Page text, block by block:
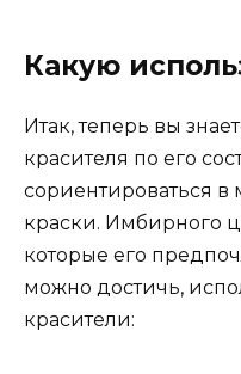
Какую
Итак, теперь вы
красителя по его
сориентироваться в
краски. Имбирного
которые его
можно достичь,
красители: